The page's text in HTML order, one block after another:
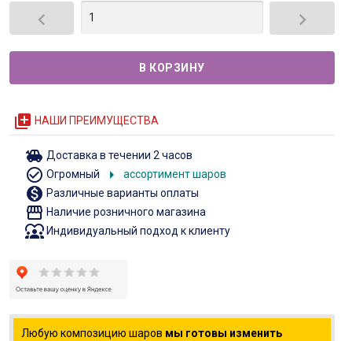
 
queue НАШИ ПРЕИМУЩЕСТВА
toys Доставка в течении 2 часов
check_circle_outline Огромный arrow_right ассортимент шаров
monetization_on Различные варианты оплаты
storefront Наличие розничного магазина
diversity_1Индивидуальный подход к клиенту
Любую композицию шаров мы готовы изменить